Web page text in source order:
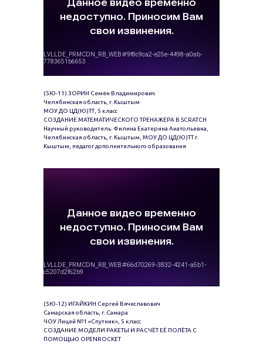
(5Ю-12) ИГАЙКИН Сергей Вячеславович
Самарская область, г. Самара
ЧОУ Лицей №1 «Спутник», 5 класс
СОЗДАНИЕ МОДЕЛИ РАКЕТЫ И РАСЧЁТ ЕЁ ПОЛЁТА С
ПОМОЩЬЮ ОPENROCKET
(5Ю-11) ЗОРИН Семён Владимирович
Челябинская область, г. Кыштым
МОУ ДО ЦД(Ю)ТТ, 5 класс
СОЗДАНИЕ МАТЕМАТИЧЕСКОГО ТРЕНАЖЕРА В SCRATCH
Научный руководитель: Филина Екатерина Анатольевна,
Челябинская область, г. Кыштым, МОУ ДО ЦД(Ю)ТТ г.
Кыштым, педагог дополнительного образования